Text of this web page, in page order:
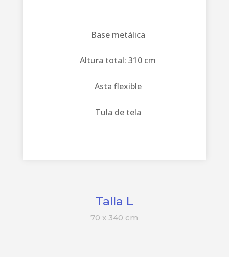
Base metálica
Altura total: 310 cm
Asta flexible
Tula de tela
Talla L
70 x 340 cm